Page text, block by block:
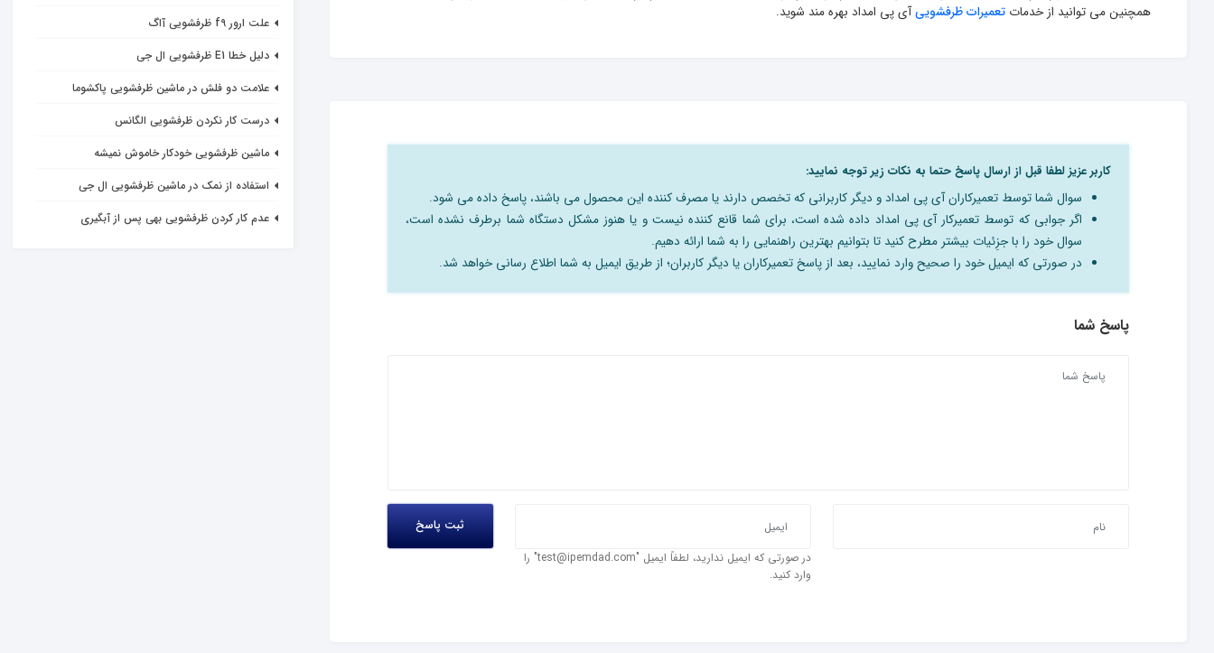
همچنین می توانید از خدمات تعمیرات ظرفشویی آی پی امداد بهره مند شوید.
کاربر عزیز لطفا قبل از ارسال پاسخ حتما به نکات زیر توجه نمایید:
سوال شما توسط تعمیرکاران آی پی امداد و دیگر کاربرانی که تخصص دارند یا مصرف کننده این محصول می باشند، پاسخ داده می شود.
اگر جوابی که توسط تعمیرکار آی پی امداد داده شده است، برای شما قانع کننده نیست و یا هنوز مشکل دستگاه شما برطرف نشده است،
سوال خود را با جزِئیات بیشتر مطرح کنید تا بتوانیم بهترین راهنمایی را به شما ارائه دهیم.
در صورتی که ایمیل خود را صحیح وارد نمایید، بعد از پاسخ تعمیرکاران یا دیگر کاربران؛ از طریق ایمیل به شما اطلاع رسانی خواهد شد.
پاسخ شما
در صورتی که ایمیل ندارید، لطفاً ایمیل "test@ipemdad.com" را
وارد کنید.
علت ارور f9 ظرفشویی آاگ
دلیل خطا E1 ظرفشویی ال جی
علامت دو فلش در ماشین ظرفشویی پاکشوما
درست کار نکردن ظرفشویی الگانس
ماشین ظرفشویی خودکار خاموش نمیشه
استفاده از نمک در ماشین ظرفشویی ال جی
عدم کار کردن ظرفشویی بهی پس از آبگیری